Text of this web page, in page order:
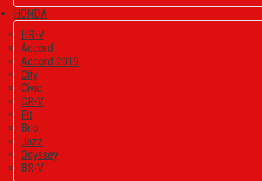
HONDA
HR-V
Accord
Accord 2019
City
Civic
CR-V
Fit
Brio
Jazz
Odyssey
BR-V